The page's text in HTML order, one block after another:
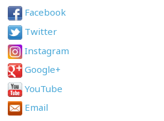
Facebook
Twitter
Instagram
Google+
YouTube
Email